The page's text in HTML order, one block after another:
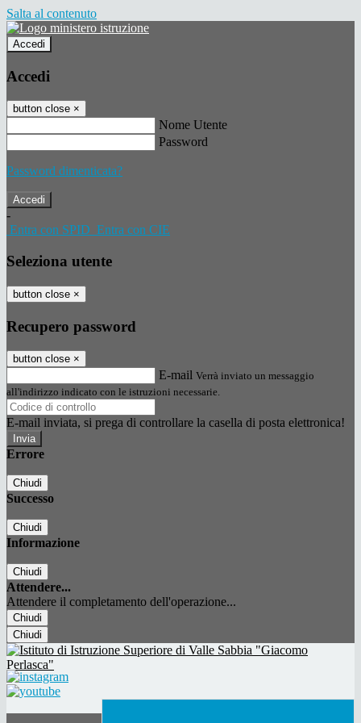
Salta al contenuto
Accedi
Accedi
button close ×
Nome Utente
Password
Password dimenticata?
-
Entra con SPID Entra con CIE
Seleziona utente
button close ×
Recupero password
button close ×
E-mail Verrà inviato un messaggio
all'indirizzo indicato con le istruzioni necessarie.
E-mail inviata, si prega di controllare la casella di posta elettronica!
Errore
Chiudi
Successo
Chiudi
Informazione
Chiudi
Attendere...
Attendere il completamento dell'operazione...
Chiudi
Chiudi